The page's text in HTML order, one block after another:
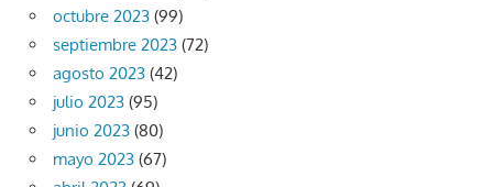
octubre 2023 (99)
septiembre 2023 (72)
agosto 2023 (42)
julio 2023 (95)
junio 2023 (80)
mayo 2023 (67)